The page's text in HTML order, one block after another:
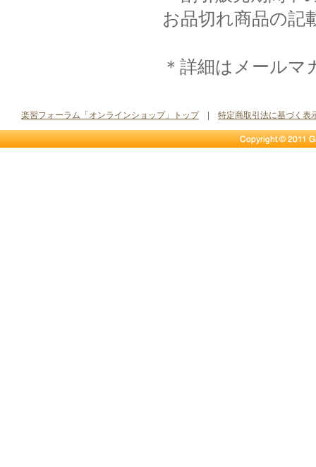
お品切れ商品の記
＊詳細はメール
楽習フォーラム「オンラインショップ」トップ| 特定商取引法に基づく表